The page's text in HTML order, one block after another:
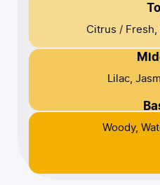
Citrus / Fresh,
Lilac,
Woody,